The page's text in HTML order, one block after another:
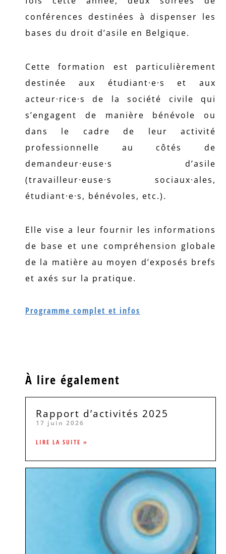
conférences destinées à dispenser les
bases du droit d’asile en Belgique.
Cette formation est particulièrement
destinée aux étudiant·e·s et aux
acteur·rice·s de la société civile qui
s’engagent de manière bénévole ou
dans le cadre de leur activité
professionnelle au côtés de
demandeur·euse·s d’asile
(travailleur·euse·s sociaux·ales,
étudiant·e·s, bénévoles, etc.).
Elle vise a leur fournir les informations
de base et une compréhension globale
de la matière au moyen d’exposés brefs
et axés sur la pratique.
Programme complet et infos
À lire également
Rapport d’activités 2025
17 juin 2026
LIRE LA SUITE »